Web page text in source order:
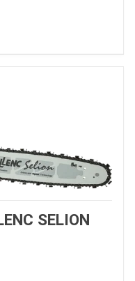
SELION